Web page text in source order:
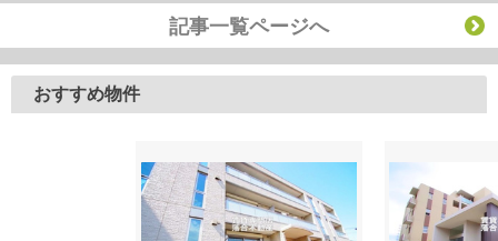
記事一覧ページへ
おすすめ物件